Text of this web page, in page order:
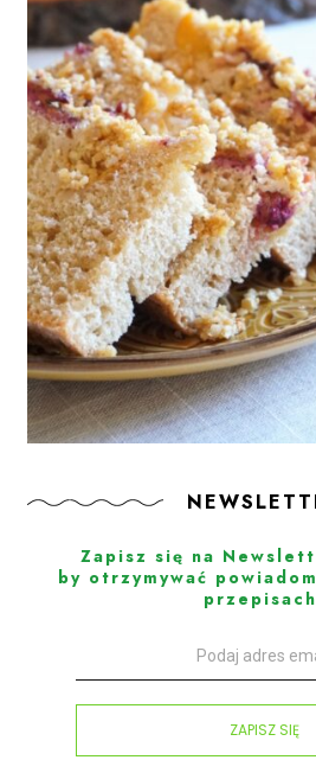
Zapisz się na
by otrzymywać
ZAPISZ SIĘ